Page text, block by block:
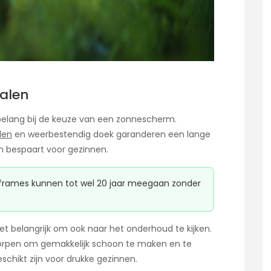
bij de keuze van een zonnescherm.
en weerbestendig doek garanderen een lange
bespaart voor gezinnen.
kunnen tot wel 20 jaar meegaan zonder
belangrijk om ook naar het onderhoud te kijken.
om gemakkelijk schoon te maken en te
zijn voor drukke gezinnen.